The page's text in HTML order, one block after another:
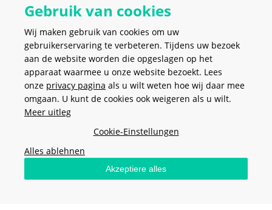
Social media
VEILIG EN MAKKELIJK
Gebruik van cookies
Wij maken gebruik van cookies om uw
gebruikerservaring te verbeteren. Tijdens uw bezoek
aan de website worden die opgeslagen op het
apparaat waarmee u onze website bezoekt. Lees
onze privacy pagina als u wilt weten hoe wij daar mee
omgaan. U kunt de cookies ook weigeren als u wilt.
Meer uitleg
Cookie-Einstellungen
Alles ablehnen
Akzeptiere alles